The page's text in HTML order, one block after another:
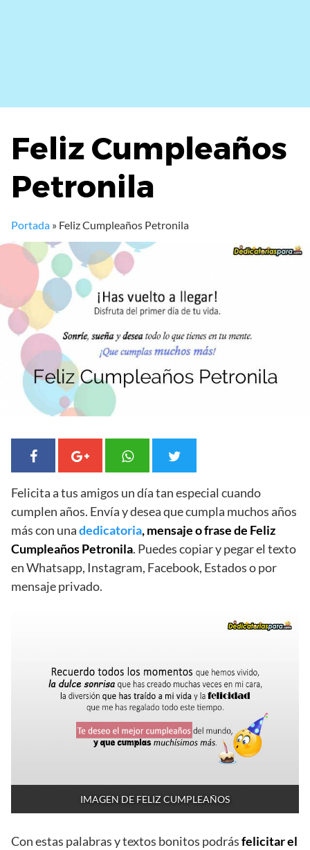
Feliz Cumpleaños
Petronila
Portada » Feliz Cumpleaños Petronila
Felicita a tus amigos un día tan especial cuando
cumplen años. Envía y desea que cumpla muchos años
más con unadedicatoria, mensaje o frase de Feliz
Cumpleaños Petronila. Puedes copiar y pegar el texto
en Whatsapp, Instagram, Facebook, Estados o por
mensaje privado.
IMAGEN DE FELIZ CUMPLEAÑOS
Con estas palabras y textos bonitos podrásfelicitar el